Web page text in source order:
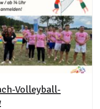
Volleyball-